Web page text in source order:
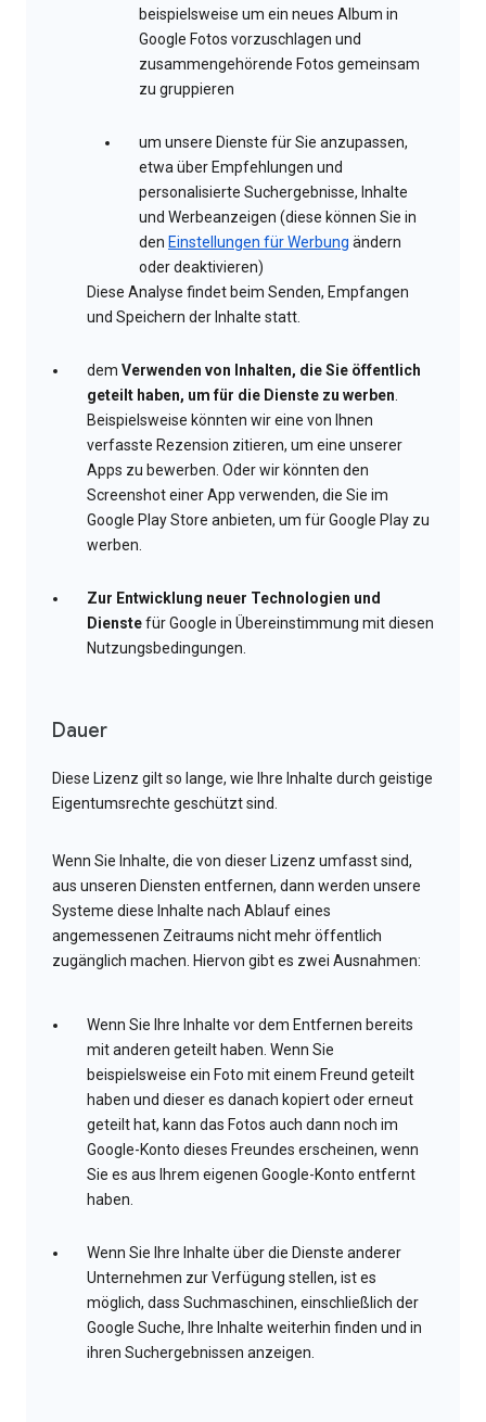
beispielsweise um ein neues Album in
Google Fotos vorzuschlagen und
zusammengehörende Fotos gemeinsam
zu gruppieren
um unsere Dienste für Sie anzupassen,
etwa über Empfehlungen und
personalisierte Suchergebnisse, Inhalte
und Werbeanzeigen (diese können Sie in
den Einstellungen für Werbung ändern
oder deaktivieren)
Diese Analyse findet beim Senden, Empfangen
und Speichern der Inhalte statt.
dem Verwenden von Inhalten, die Sie öffentlich
geteilt haben, um für die Dienste zu werben.
Beispielsweise könnten wir eine von Ihnen
verfasste Rezension zitieren, um eine unserer
Apps zu bewerben. Oder wir könnten den
Screenshot einer App verwenden, die Sie im
Google Play Store anbieten, um für Google Play zu
werben.
Zur Entwicklung neuer Technologien und
Dienstefür Google in Übereinstimmung mit diesen
Nutzungsbedingungen.
Dauer
Diese Lizenz gilt so lange, wie Ihre Inhalte durch geistige
Eigentumsrechte geschützt sind.
Wenn Sie Inhalte, die von dieser Lizenz umfasst sind,
aus unseren Diensten entfernen, dann werden unsere
Systeme diese Inhalte nach Ablauf eines
angemessenen Zeitraums nicht mehr öffentlich
zugänglich machen. Hiervon gibt es zwei Ausnahmen:
Wenn Sie Ihre Inhalte vor dem Entfernen bereits
mit anderen geteilt haben. Wenn Sie
beispielsweise ein Foto mit einem Freund geteilt
haben und dieser es danach kopiert oder erneut
geteilt hat, kann das Fotos auch dann noch im
Google-Konto dieses Freundes erscheinen, wenn
Sie es aus Ihrem eigenen Google-Konto entfernt
haben.
Wenn Sie Ihre Inhalte über die Dienste anderer
Unternehmen zur Verfügung stellen, ist es
möglich, dass Suchmaschinen, einschließlich der
Google Suche, Ihre Inhalte weiterhin finden und in
ihren Suchergebnissen anzeigen.